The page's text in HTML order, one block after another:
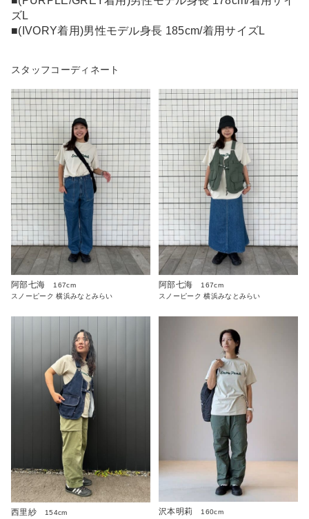
ズL
■(IVORY着用)男性モデル身長 185cm/着用サイズL
スタッフコーディネート
阿部七海
167cm
スノーピーク 横浜みなとみらい
阿部七海
167cm
スノーピーク 横浜みなとみらい
西里紗
154cm
沢本明莉
160cm